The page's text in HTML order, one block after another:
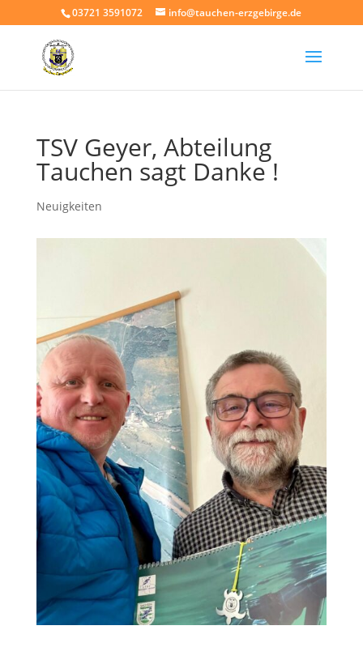
03721 3591072 info@tauchen-erzgebirge.de
TSV Geyer, Abteilung
Tauchen sagt Danke !
Neuigkeiten